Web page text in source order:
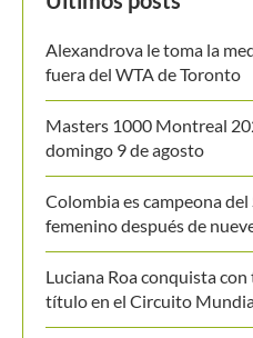
fuera del WTA de Toronto
domingo 9 de agosto
femenino después de
título en el Circuito